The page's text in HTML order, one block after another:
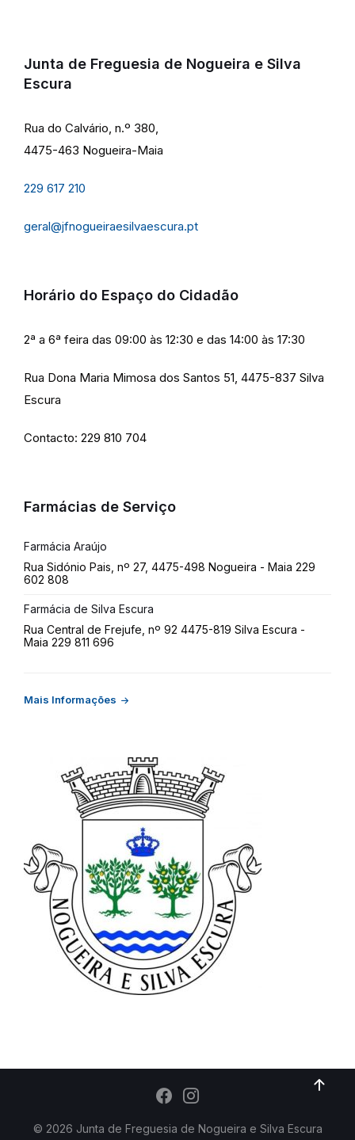
Junta de Freguesia de Nogueira e Silva
Escura
Rua do Calvário, n.º 380,
4475-463 Nogueira-Maia
229 617 210
geral@jfnogueiraesilvaescura.pt
Horário do Espaço do Cidadão
2ª a 6ª feira das 09:00 às 12:30 e das 14:00 às 17:30
Rua Dona Maria Mimosa dos Santos 51, 4475-837 Silva
Escura
Contacto: 229 810 704
Farmácias de Serviço
Farmácia Araújo
Rua Sidónio Pais, nº 27, 4475-498 Nogueira - Maia 229
602 808
Farmácia de Silva Escura
Rua Central de Frejufe, nº 92 4475-819 Silva Escura -
Maia 229 811 696
Mais Informações
© 2026 Junta de Freguesia de Nogueira e Silva Escura